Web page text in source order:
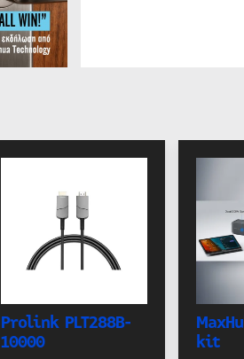
Prolink PLT288B-
10000 kit